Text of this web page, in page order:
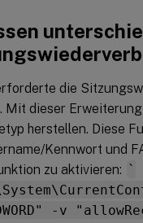
die
Mit dieser
herstellen. Diese
Kennwort und
zu aktivieren: `
-v